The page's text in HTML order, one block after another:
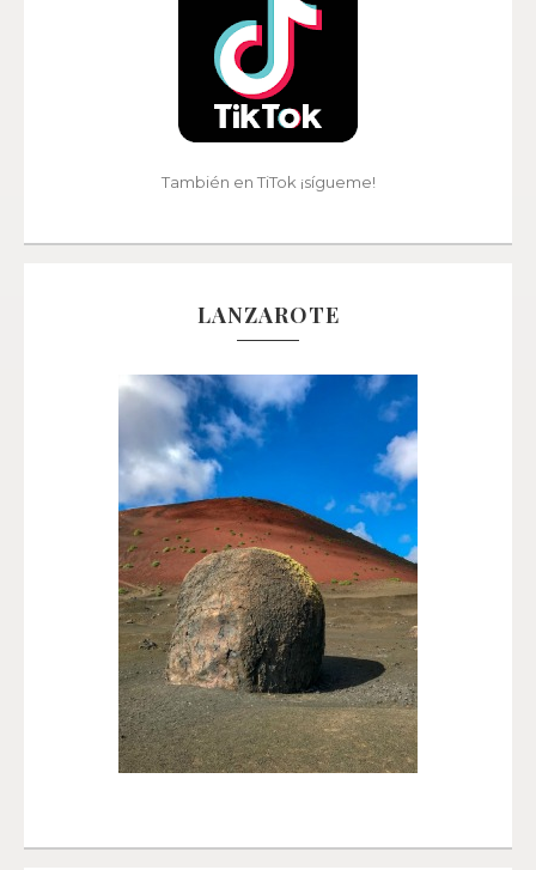
También en TiTok ¡sígueme!
LANZAROTE